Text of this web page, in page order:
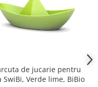
de jucarie pentru
SwiBi, Verde lime, BiBio